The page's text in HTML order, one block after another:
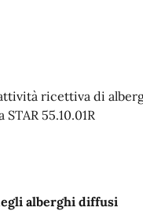
ricettiva di
55.10.01R
alberghi diffusi